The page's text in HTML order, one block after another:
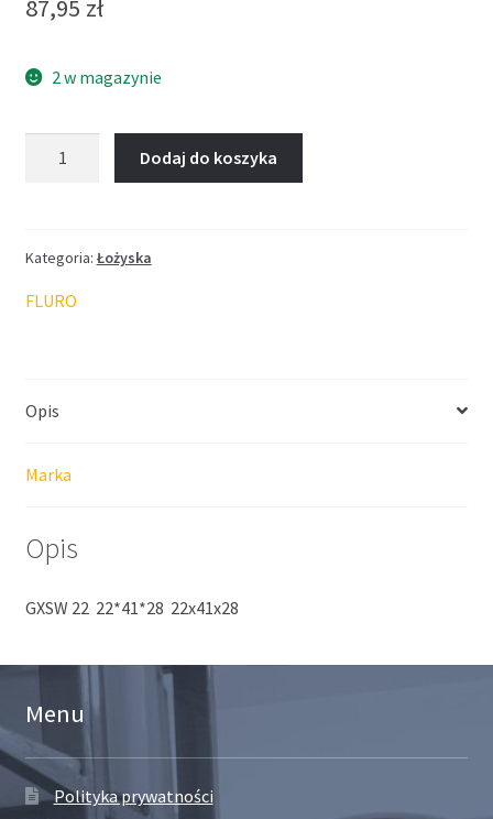
87,95 zł
2 w magazynie
Dodaj do koszyka
Kategoria: Łożyska
FLURO
Opis
Marka
Opis
GXSW 22 22*41*28 22x41x28
Menu
Polityka prywatności